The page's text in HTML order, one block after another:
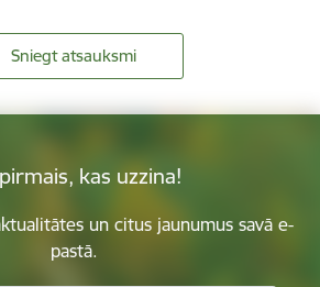
Sniegt atsauksmi
kas uzzina!
un citus jaunumus savā e-
pastā.